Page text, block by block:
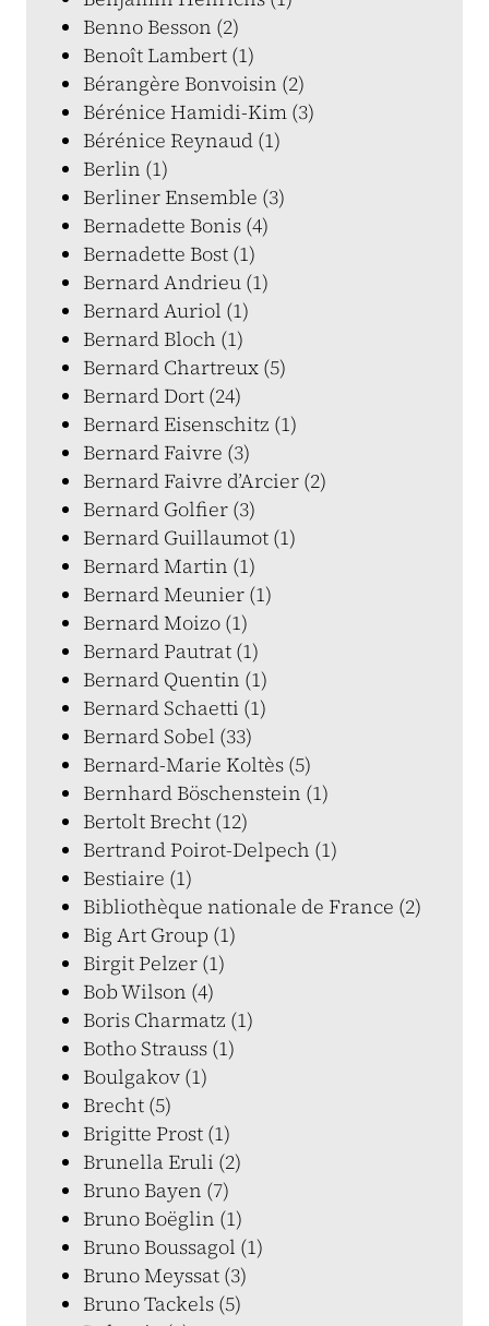
Benno Besson (2)
Benoît Lambert (1)
Bérangère Bonvoisin (2)
Bérénice Hamidi-Kim (3)
Bérénice Reynaud (1)
Berlin (1)
Berliner Ensemble (3)
Bernadette Bonis (4)
Bernadette Bost (1)
Bernard Andrieu (1)
Bernard Auriol (1)
Bernard Bloch (1)
Bernard Chartreux (5)
Bernard Dort (24)
Bernard Eisenschitz (1)
Bernard Faivre (3)
Bernard Faivre d’Arcier (2)
Bernard Golfier (3)
Bernard Guillaumot (1)
Bernard Martin (1)
Bernard Meunier (1)
Bernard Moizo (1)
Bernard Pautrat (1)
Bernard Quentin (1)
Bernard Schaetti (1)
Bernard Sobel (33)
Bernard-Marie Koltès (5)
Bernhard Böschenstein (1)
Bertolt Brecht (12)
Bertrand Poirot-Delpech (1)
Bestiaire (1)
Bibliothèque nationale de France (2)
Big Art Group (1)
Birgit Pelzer (1)
Bob Wilson (4)
Boris Charmatz (1)
Botho Strauss (1)
Boulgakov (1)
Brecht (5)
Brigitte Prost (1)
Brunella Eruli (2)
Bruno Bayen (7)
Bruno Boëglin (1)
Bruno Boussagol (1)
Bruno Meyssat (3)
Bruno Tackels (5)